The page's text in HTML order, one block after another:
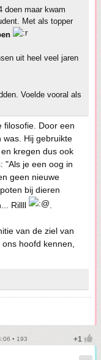
doen maar kwam
Met als topper
uit heel veel jaren
Voelde vooral als
filosofie. Door een
was. Hij gebruikte
kregen dus ook
"Als je een oog in
geen nieuwe
bij dieren
Rillll
van de ziel van
hoofd kennen,
• 193